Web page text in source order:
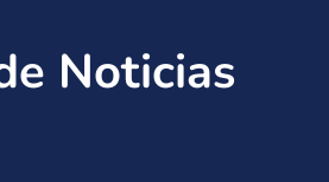
Noticias